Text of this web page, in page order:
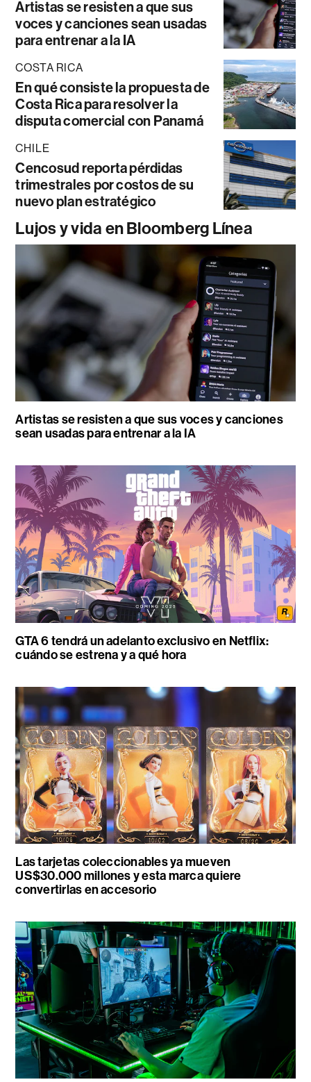
Artistas se resisten a que sus
voces y canciones sean usadas
para entrenar a la IA
COSTA RICA
En qué consiste la propuesta de
Costa Rica para resolver la
disputa comercial con Panamá
CHILE
Cencosud reporta pérdidas
trimestrales por costos de su
nuevo plan estratégico
Lujos y vida en Bloomberg Línea
Artistas se resisten a que sus voces y canciones
sean usadas para entrenar a la IA
GTA 6 tendrá un adelanto exclusivo en Netflix:
cuándo se estrena y a qué hora
Las tarjetas coleccionables ya mueven
US$30.000 millones y esta marca quiere
convertirlas en accesorio